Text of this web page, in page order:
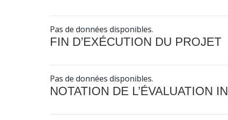
Pas de données disponibles.
FIN D’EXÉCUTION DU PROJET
Pas de données disponibles.
NOTATION DE L’ÉVALUATION